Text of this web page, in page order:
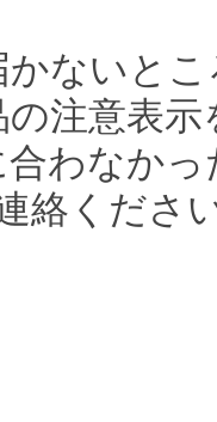
ないと
注意表
わなか
絡くださ